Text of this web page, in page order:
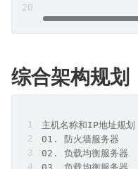
综合架构规划
主机名称和IP地址规划
01. 防火墙服务
02. 负载均衡服